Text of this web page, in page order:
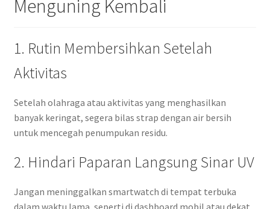
Menguning Kembali
1. Rutin Membersihkan Setelah
Aktivitas
Setelah olahraga atau aktivitas yang menghasilkan
banyak keringat, segera bilas strap dengan air bersih
untuk mencegah penumpukan residu.
2. Hindari Paparan Langsung Sinar UV
Jangan meninggalkan smartwatch di tempat terbuka